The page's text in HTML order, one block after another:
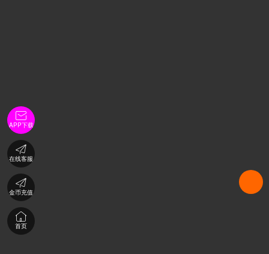

APP下载

在线客服

金币充值

首页